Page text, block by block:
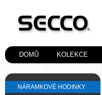
DOMŮ KOLEKCE
NÁRAMKOVÉ HODINKY